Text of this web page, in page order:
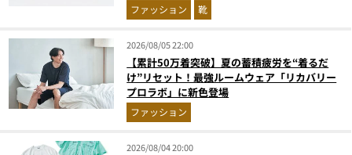
ファッション 靴
2026/08/05 22:00
【累計50万着突破】夏の蓄積疲労を“着るだ
け”リセット！最強ルームウェア「リカバリー
プロラボ」に新色登場
ファッション
2026/08/04 20:00